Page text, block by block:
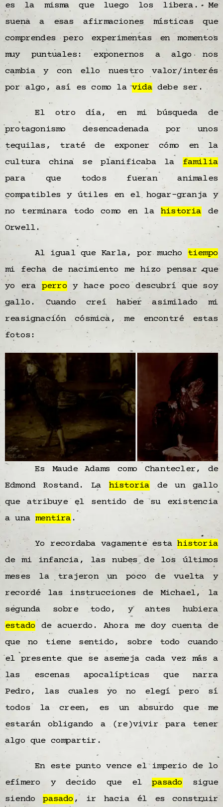
es la misma que luego los libera. Me
suena a esas afirmaciones místicas que
comprendes pero experimentas en momentos
muy puntuales: exponernos a algo nos
cambia y con ello nuestro valor/interés
por algo, así es como lavidadebe ser.
El otro día, en mi búsqueda de
protagonismo desencadenada por unos
tequilas, traté de exponer cómo en la
cultura china se planificaba la familia
para que todos fueran animales
compatibles y útiles en el hogar-granja y
no terminara todo como en la historia de
Orwell.
Al igual que Karla, por mucho tiempo
mi fecha de nacimiento me hizo pensar que
yo era perro y hace poco descubrí que soy
gallo. Cuando creí haber asimilado mi
reasignación cósmica, me encontré estas
fotos:
Es Maude Adams como Chantecler, de
Edmond Rostand. La historia de un gallo
que atribuye el sentido de su existencia
a unamentira .
Yo recordaba vagamente estahistoria
de mi infancia, las nubes de los últimos
meses la trajeron un poco de vuelta y
recordé las instrucciones de Michael, la
segunda sobre todo, y antes hubiera
estado de acuerdo. Ahora me doy cuenta de
que no tiene sentido, sobre todo cuando
el presente que se asemeja cada vez más a
las escenas apocalípticas que narra
Pedro, las cuales yo no elegí pero sí
todos la creen, es un absurdo que me
estarán obligando a (re)vivir para tener
algo que compartir.
En este punto vence el imperio de lo
efímero y decido que elpasado sigue
siendopasado , ir hacia él es construir